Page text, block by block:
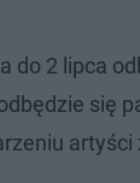
do 2 lipca
się
artyści